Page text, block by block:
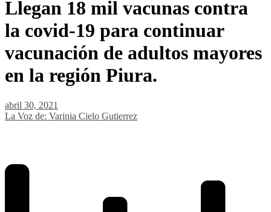
Llegan 18 mil vacunas contra
la covid-19 para continuar
vacunación de adultos mayores
en la región Piura.
abril 30, 2021
La Voz de: Varinia Cielo Gutierrez